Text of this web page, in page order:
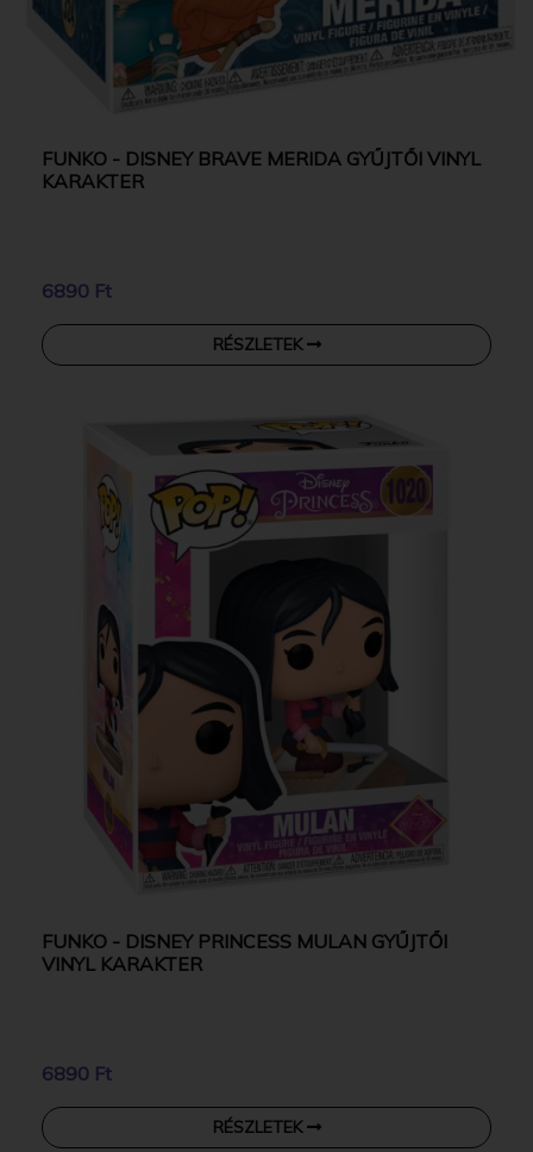
FUNKO - DISNEY BRAVE MERIDA GYŰJTŐI VINYL
KARAKTER
6890 Ft
RÉSZLETEK
FUNKO - DISNEY PRINCESS MULAN GYŰJTŐI
VINYL KARAKTER
6890 Ft
RÉSZLETEK